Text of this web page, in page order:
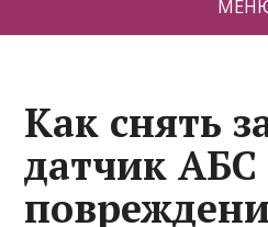
Как снять
датчик АБС